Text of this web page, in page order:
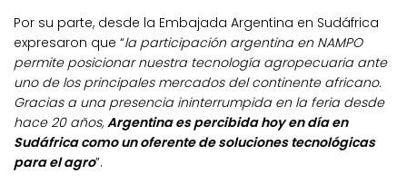
Por su parte, desde la Embajada Argentina en Sudáfrica
expresaron que “la participación argentina en NAMPO
permite posicionar nuestra tecnología agropecuaria ante
uno de los principales mercados del continente africano.
Gracias a una presencia ininterrumpida en la feria desde
hace 20 años,Argentina es percibida hoy en día en
Sudáfrica como un oferente de soluciones tecnológicas
para el agro”.